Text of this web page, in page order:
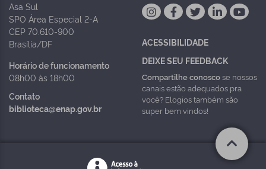
Asa Sul
SPO Área Especial 2-A
CEP 70.610-900
Brasília/DF
Horário de funcionamento
08h00 às 18h00
Contato
biblioteca@enap.gov.br
ACESSIBILIDADE
DEIXE SEU FEEDBACK
Compartilhe conoscose nossos
canais estão adequados pra
você? Elogios também são
super bem vindos!